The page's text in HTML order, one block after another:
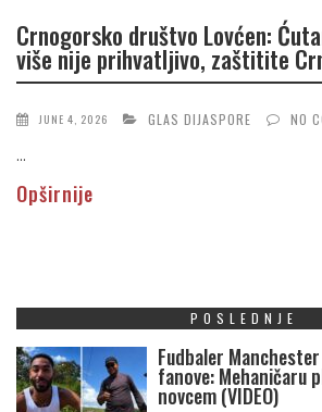
Crnogorsko društvo Lovćen:
više nije prihvatljivo, zaštitite
JUNE 4, 2026 GLAS DIJASPORE NO
...
Opširnije
POSLEDNJE
Fudbaler
fanove: Mehaničaru
novcem (VIDEO)